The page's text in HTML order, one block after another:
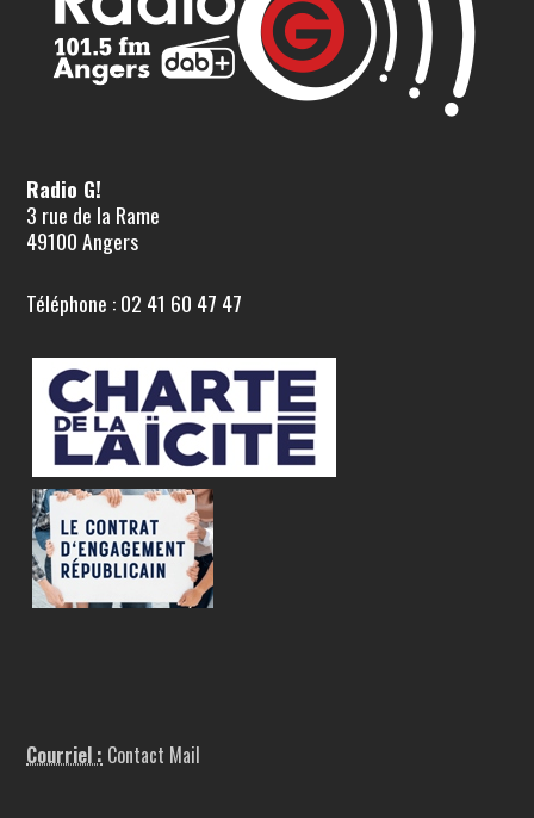
Radio G!
3 rue de la Rame
49100 Angers
Téléphone : 02 41 60 47 47
Courriel : Contact Mail